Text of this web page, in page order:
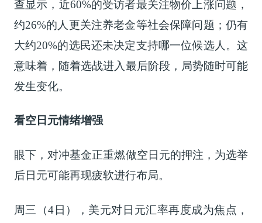
查显示，近60%的受访者最关注物价上涨问题，
约26%的人更关注养老金等社会保障问题；仍有
大约20%的选民还未决定支持哪一位候选人。这
意味着，随着选战进入最后阶段，局势随时可能
发生变化。
看空日元情绪增强
眼下，对冲基金正重燃做空日元的押注，为选举
后日元可能再现疲软进行布局。
周三（4日），美元对日元汇率再度成为焦点，